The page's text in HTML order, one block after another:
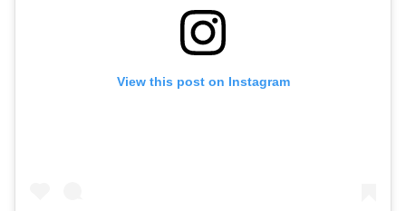
View this post on Instagram